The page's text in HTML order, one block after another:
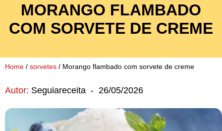
Cupcakes
Salgado
Doce
MORANGO FLAMBADO
COM SORVETE DE CREME
Home / sorvetes / Morango flambado com sorvete de creme
Autor: Seguiareceita - 26/05/2026